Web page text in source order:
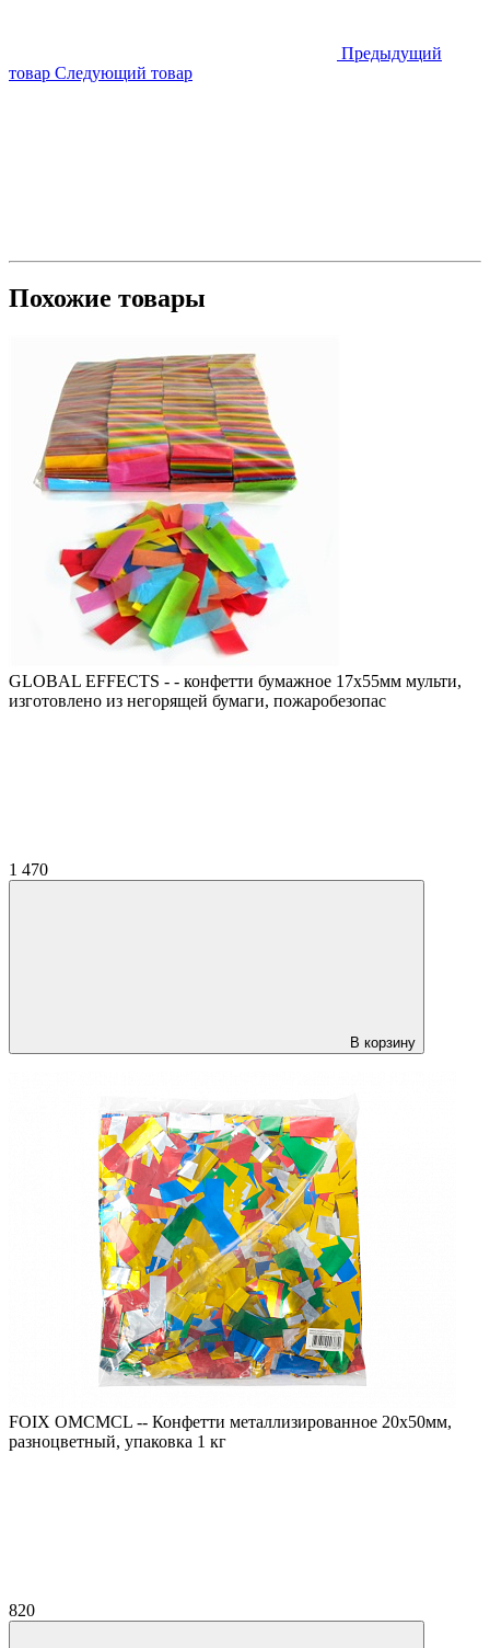
Предыдущий
товар Следующий товар
Похожие товары
GLOBAL EFFECTS - - конфетти бумажное 17х55мм мульти,
изготовлено из негорящей бумаги, пожаробезопас
1 470
В корзину
FOIX OMCMCL -- Конфетти металлизированное 20х50мм,
разноцветный, упаковка 1 кг
820